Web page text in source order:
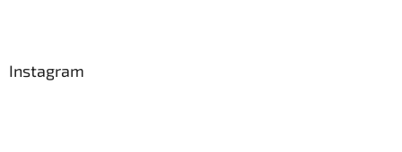
Instagram